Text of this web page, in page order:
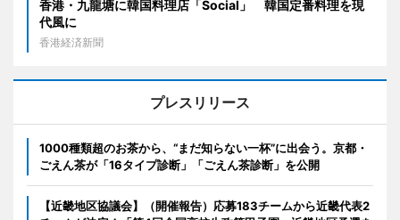
香港・九龍塘に韓国料理店「Social」 韓国定番料理を現
代風に
香港経済新聞
プレスリリース
1000種類超のお茶から、“まだ知らない一杯”に出会う。京都・
ごえん茶が「16タイプ診断」「ごえん茶診断」を公開
【近畿地区協議会】（開催報告）応募183チームから近畿代表2